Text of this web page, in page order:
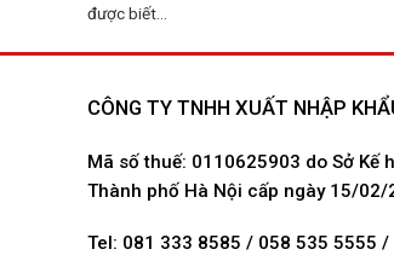
được biết...
CÔNG TY TNHH XUẤT NHẬP
Mã số thuế: 0110625903 do Sở Kế
Thành phố Hà Nội cấp ngày 15/02/
Tel: 081 333 8585 / 058 535 5555